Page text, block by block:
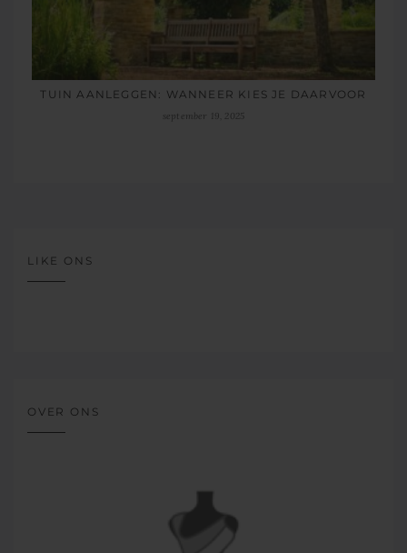
TUIN AANLEGGEN: WANNEER KIES JE DAARVOOR
september 19, 2025
LIKE ONS
OVER ONS